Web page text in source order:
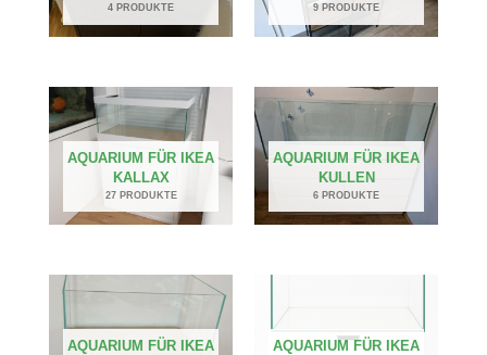
4 PRODUKTE 9 PRODUKTE
AQUARIUM FÜR IKEA
KALLAX
27 PRODUKTE
AQUARIUM FÜR IKEA
KULLEN
6 PRODUKTE
AQUARIUM FÜR IKEA
AQUARIUM FÜR IKEA